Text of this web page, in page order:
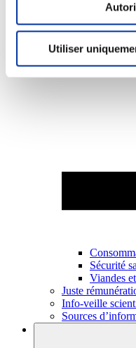
Utiliser
Partenaire
Alimentation de
Sécurité
Viandes
Juste
Info-veille
Sources